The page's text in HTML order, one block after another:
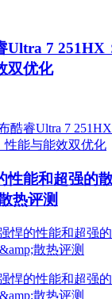
Ultra 7 251HX
双优化
性能和超强的
热评测